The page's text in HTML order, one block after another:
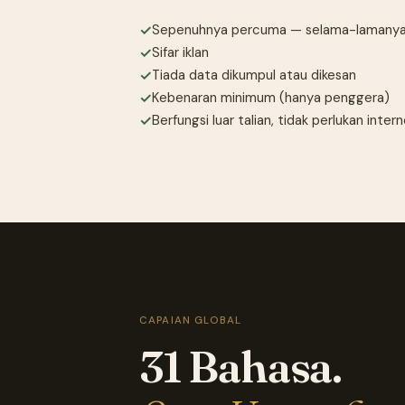
✓Sepenuhnya percuma — selama-lamanya
✓Sifar iklan
✓Tiada data dikumpul atau dikesan
✓Kebenaran minimum (hanya penggera)
✓Berfungsi luar talian, tidak perlukan
CAPAIAN GLOBAL
31 Bahasa.